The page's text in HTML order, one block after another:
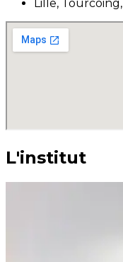
Lille,
L'institut